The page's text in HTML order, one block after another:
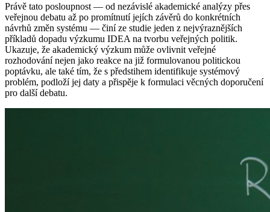
Právě tato posloupnost — od nezávislé akademické analýzy přes
veřejnou debatu až po promítnutí jejích závěrů do konkrétních
návrhů změn systému — činí ze studie jeden z nejvýraznějších
příkladů dopadu výzkumu IDEA na tvorbu veřejných politik.
Ukazuje, že akademický výzkum může ovlivnit veřejné
rozhodování nejen jako reakce na již formulovanou politickou
poptávku, ale také tím, že s předstihem identifikuje systémový
problém, podloží jej daty a přispěje k formulaci věcných doporučení
pro další debatu.